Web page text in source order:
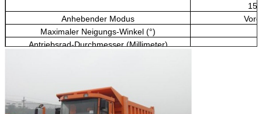
Anhebender Modus
Maximaler Neigungs-Winkel (°)
Antriebsrad-Durchmesser (Millimeter)
Wagen-Stillstandszeit (s)
Bremsweg (V=30km/h)